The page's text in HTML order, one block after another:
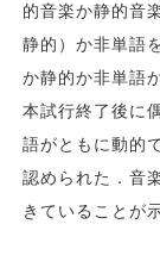
的音楽か静的音
静的）か非単語
か静的か非単語
本試行終了後に
語がともに動的
認められた．音
きていることが